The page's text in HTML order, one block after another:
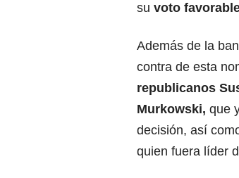
su voto
Además de la
contra de esta
republicanos
Murkowski, que
decisión, así
quien fuera líder